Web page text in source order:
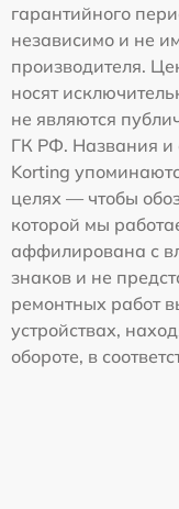
гарантийного
независимо и не
производителя.
носят
не являются
ГК РФ. Названия и
Korting
целях — чтобы
которой мы
аффилирована с
знаков и не
ремонтных работ
устройствах,
обороте, в